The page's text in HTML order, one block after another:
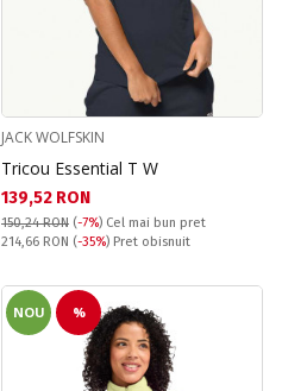
JACK WOLFSKIN
Tricou Essential T W
Текуща цена:
139,52 RON
150,24 RON (-7%) Cel mai bun pret
Pret obisnuit:
214,66 RON (-35%) Pret obisnuit
NOU %